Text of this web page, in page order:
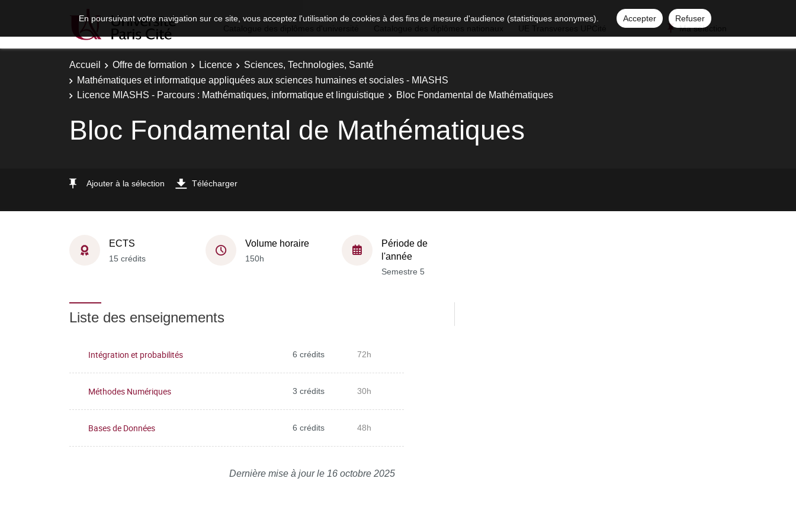
En poursuivant votre navigation sur ce site, vous acceptez l'utilisation de cookies à des fins de mesure d'audience (statistiques anonymes). Accepter
Refuser
Ma sélection
Accueil Offre de formation Licence
Sciences, Technologies, Santé
Mathématiques et informatique appliquées aux sciences humaines et sociales - MIASHS
Licence MIASHS - Parcours : Mathématiques, informatique et linguistique
Bloc Fondamental de Mathématiques
Bloc Fondamental de Mathématiques
Ajouter à la sélection Télécharger
ECTS
15 crédits
Volume horaire
150h
Période de
l'année
Semestre 5
Liste des enseignements
Intégration et probabilités 6 crédits 72h
Méthodes Numériques 3 crédits 30h
Bases de Données 6 crédits 48h
Dernière mise à jour le 16 octobre 2025